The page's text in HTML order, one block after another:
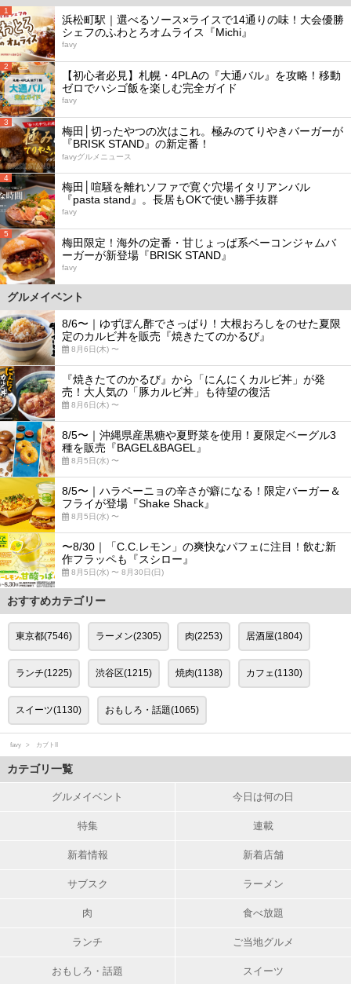
1
浜松町駅｜選べるソース×ライスで14通りの味！大会優勝
シェフのふわとろオムライス『Michi』
favy
2
【初心者必見】札幌・4PLAの『大通バル』を攻略！移動
ゼロでハシゴ飯を楽しむ完全ガイド
favy
3
梅田│切ったやつの次はこれ。極みのてりやきバーガーが
『BRISK STAND』の新定番！
favyグルメニュース
4
梅田│喧騒を離れソファで寛ぐ穴場イタリアンバル
『pasta stand』。長居もOKで使い勝手抜群
favy
5
梅田限定！海外の定番・甘じょっぱ系ベーコンジャムバ
ーガーが新登場『BRISK STAND』
favy
グルメイベント
8/6〜｜ゆずぽん酢でさっぱり！大根おろしをのせた夏限
定のカルビ丼を販売『焼きたてのかるび』
8月6日(木) 〜
『焼きたてのかるび』から「にんにくカルビ丼」が発
売！大人気の「豚カルビ丼」も待望の復活
8月6日(木) 〜
8/5〜｜沖縄県産黒糖や夏野菜を使用！夏限定ベーグル3
種を販売『BAGEL&BAGEL』
8月5日(水) 〜
8/5〜｜ハラペーニョの辛さが癖になる！限定バーガー＆
フライが登場『Shake Shack』
8月5日(水) 〜
〜8/30｜「C.C.レモン」の爽快なパフェに注目！飲む新
作フラッペも『スシロー』
8月5日(水) 〜 8月30日(日)
おすすめカテゴリー
東京都(7546) ラーメン(2305) 肉(2253) 居酒屋(1804)
ランチ(1225) 渋谷区(1215) 焼肉(1138) カフェ(1130)
スイーツ(1130) おもしろ・話題(1065)
favy カブトII
カテゴリ一覧
グルメイベント 今日は何の日
特集 連載
新着情報 新着店舗
サブスク ラーメン
肉 食べ放題
ランチ ご当地グルメ
おもしろ・話題 スイーツ